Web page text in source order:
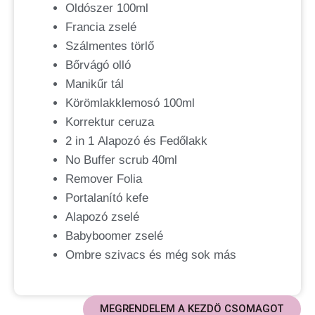
Oldószer 100ml
Francia zselé
Szálmentes törlő
Bőrvágó olló
Manikűr tál
Körömlakklemosó 100ml
Korrektur ceruza
2 in 1 Alapozó és Fedőlakk
No Buffer scrub 40ml
Remover Folia
Portalanító kefe
Alapozó zselé
Babyboomer zselé
Ombre szivacs és még sok más
MEGRENDELEM A KEZDÖ CSOMAGOT